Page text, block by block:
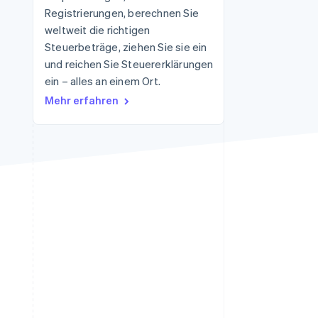
Stripe-Sessions 2026
Erfahren Sie, wie Stripe
Lösungen für die
Wirtschaftsinfrastruktur
Registrierungen, berechnen Sie
weltweit die richtigen
Steuerbeträge, ziehen Sie sie ein
und reichen Sie Steuererklärungen
ein – alles an einem Ort.
Mehr erfahren